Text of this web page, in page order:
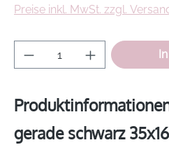
Preise inkl. MwSt. zzgl.
Produkt Anzahl:
gerade schwarz